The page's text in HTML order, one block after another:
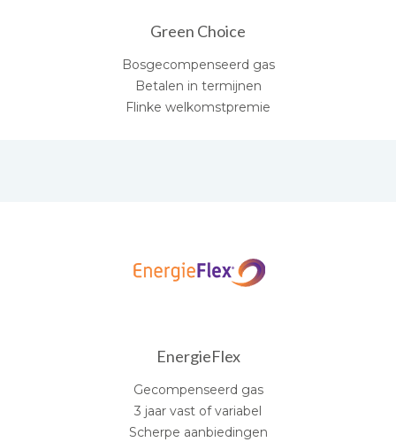
Green Choice
Bosgecompenseerd gas
Betalen in termijnen
Flinke welkomstpremie
EnergieFlex
Gecompenseerd gas
3 jaar vast of variabel
Scherpe aanbiedingen